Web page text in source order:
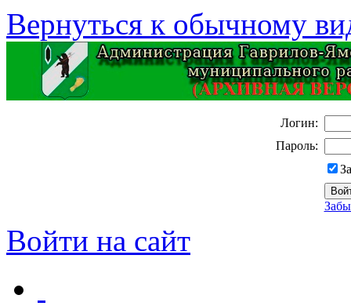
Вернуться к обычному
Логин:
Пароль:
Войти на сайт